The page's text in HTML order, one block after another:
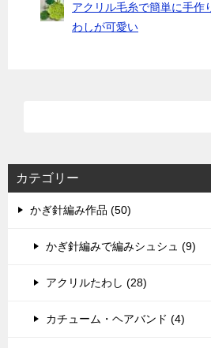
アクリル毛糸で簡単に手
わしが可愛い
カテゴリー
かぎ針編み作品 (50)
かぎ針編みで編みシュシュ (9)
アクリルたわし (28)
カチューム・ヘアバンド (4)